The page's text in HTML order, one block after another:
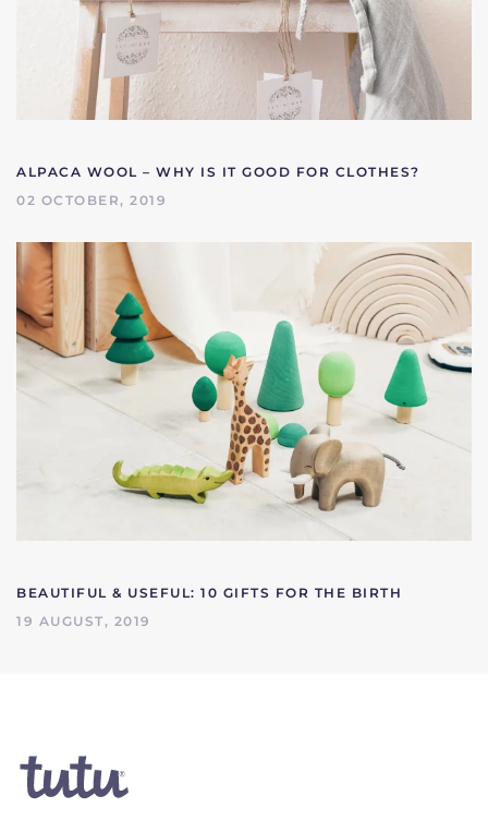
ALPACA WOOL – WHY IS IT GOOD FOR CLOTHES?
02 OCTOBER, 2019
BEAUTIFUL & USEFUL: 10 GIFTS FOR THE BIRTH
19 AUGUST, 2019